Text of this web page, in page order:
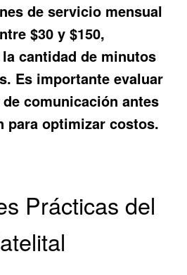
de servicio mensual
$30 y $150,
cantidad de minutos
Es importante evaluar
comunicación antes
para optimizar costos.
Prácticas del